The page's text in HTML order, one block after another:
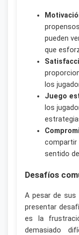
pueden
que
los
Juego
los
compartir
sentido
Desafíos
A pesar de sus
presentar
es la
demasiado